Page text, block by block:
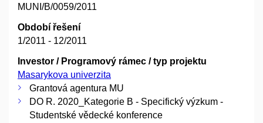
MUNI/B/0059/2011
Období řešení
1/2011 - 12/2011
Investor / Programový rámec / typ projektu
Masarykova univerzita
Grantová agentura MU
DO R. 2020_Kategorie B - Specifický výzkum -
Studentské vědecké konference